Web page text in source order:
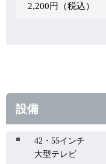
2,200円（税込）
設備
42・55インチ
大型テレビ